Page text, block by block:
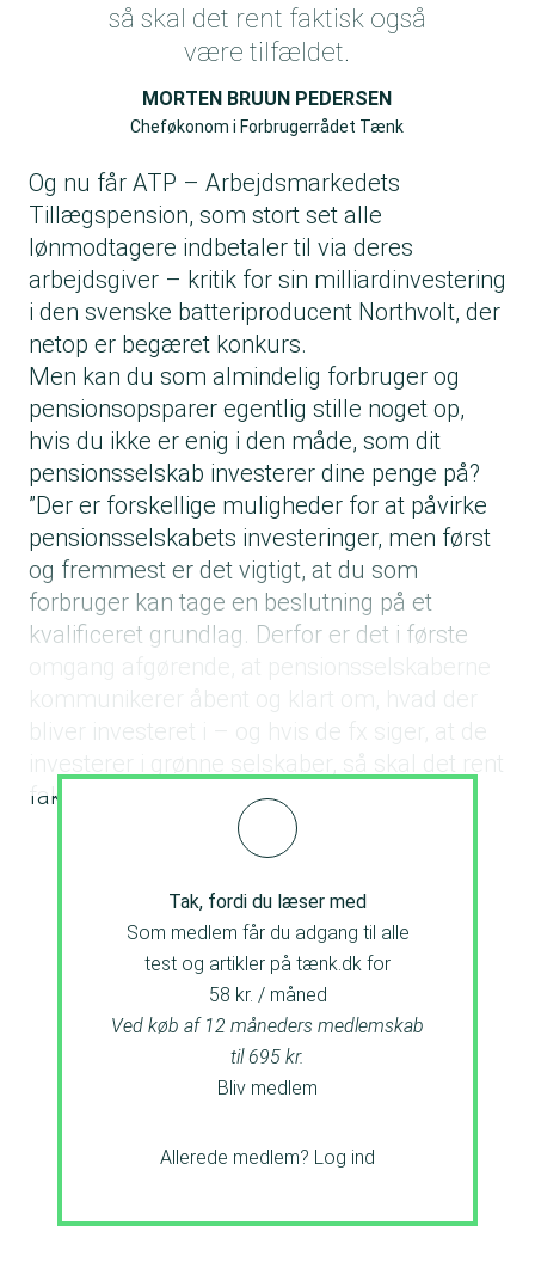
så skal det rent faktisk også
være tilfældet.
MORTEN BRUUN PEDERSEN
Cheføkonom i Forbrugerrådet Tænk
Og nu får ATP – Arbejdsmarkedets
Tillægspension, som stort set alle
lønmodtagere indbetaler til via deres
arbejdsgiver – kritik for sin milliardinvestering
i den svenske batteriproducent Northvolt, der
netop er begæret konkurs.
Men kan du som almindelig forbruger og
pensionsopsparer egentlig stille noget op,
hvis du ikke er enig i den måde, som dit
pensionsselskab investerer dine penge på?
”Der er forskellige muligheder for at påvirke
pensionsselskabets investeringer, men først
og fremmest er det vigtigt, at du som
forbruger kan tage en beslutning på et
kvalificeret grundlag. Derfor er det i første
kommunikerer åbent og klart om, hvad der
bliver investeret i – og hvis de fx siger, at de
investerer i grønne selskaber, så skal det rent
faktisk også være tilfældet.
Tak, fordi du læser med
Som medlem får du adgang til alle
test og artikler på tænk.dk for
58 kr. / måned
Ved køb af 12 måneders medlemskab
til 695 kr.
Bliv medlem
Allerede medlem? Log ind